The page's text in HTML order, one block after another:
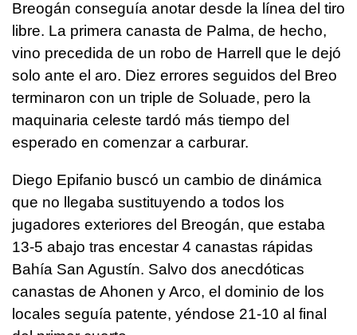
Breogán conseguía anotar desde la línea del tiro
libre. La primera canasta de Palma, de hecho,
vino precedida de un robo de Harrell que le dejó
solo ante el aro. Diez errores seguidos del Breo
terminaron con un triple de Soluade, pero la
maquinaria celeste tardó más tiempo del
esperado en comenzar a carburar.
Diego Epifanio buscó un cambio de dinámica
que no llegaba sustituyendo a todos los
jugadores exteriores del Breogán, que estaba
13-5 abajo tras encestar 4 canastas rápidas
Bahía San Agustín. Salvo dos anecdóticas
canastas de Ahonen y Arco, el dominio de los
locales seguía patente, yéndose 21-10 al final